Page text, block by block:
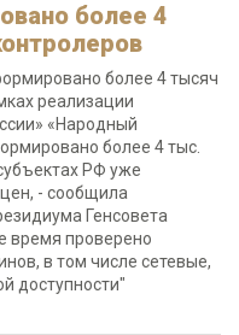
более 4
более 4 тысяч
реализации
«Народный
более 4 тыс.
РФ уже
- сообщила
Генсовета
время проверено
в том числе сетевые,
доступности"